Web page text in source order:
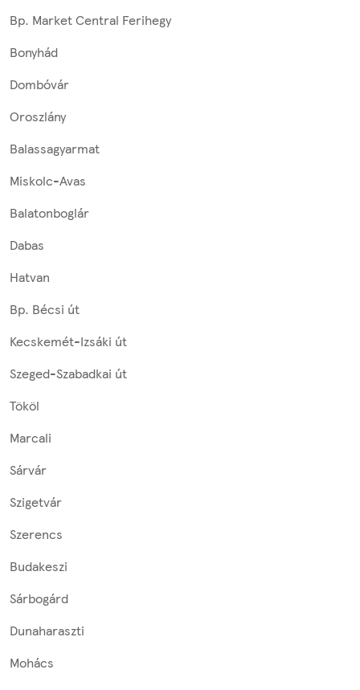
Bp. Market Central Ferihegy
Bonyhád
Dombóvár
Oroszlány
Balassagyarmat
Miskolc-Avas
Balatonboglár
Dabas
Hatvan
Bp. Bécsi út
Kecskemét-Izsáki út
Szeged-Szabadkai út
Tököl
Marcali
Sárvár
Szigetvár
Szerencs
Budakeszi
Sárbogárd
Dunaharaszti
Mohács